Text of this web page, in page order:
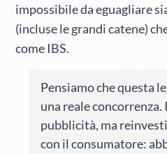
impossibile da eguagliare
(incluse le grandi catene)
come IBS.
Pensiamo che questa
una reale
pubblicità, ma
con il consumatore: